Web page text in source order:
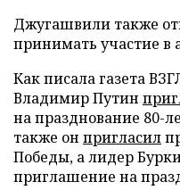
Джугашвили также
принимать участие в
Как писала газета
Владимир Путин
на празднование 80-
также он пригласил
Победы, а лидер
приглашение на